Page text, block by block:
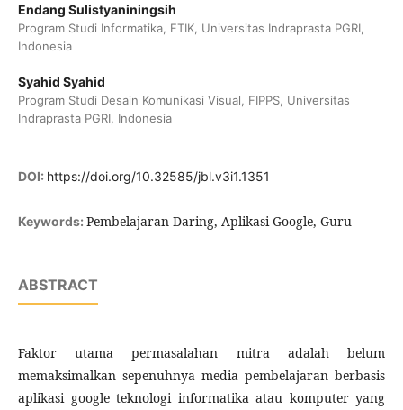
Endang Sulistyaniningsih
Program Studi Informatika, FTIK, Universitas Indraprasta PGRI,
Indonesia
Syahid Syahid
Program Studi Desain Komunikasi Visual, FIPPS, Universitas
Indraprasta PGRI, Indonesia
DOI: https://doi.org/10.32585/jbl.v3i1.1351
Keywords: Pembelajaran Daring, Aplikasi Google, Guru
ABSTRACT
Faktor utama permasalahan mitra adalah belum
memaksimalkan sepenuhnya media pembelajaran berbasis
aplikasi google teknologi informatika atau komputer yang